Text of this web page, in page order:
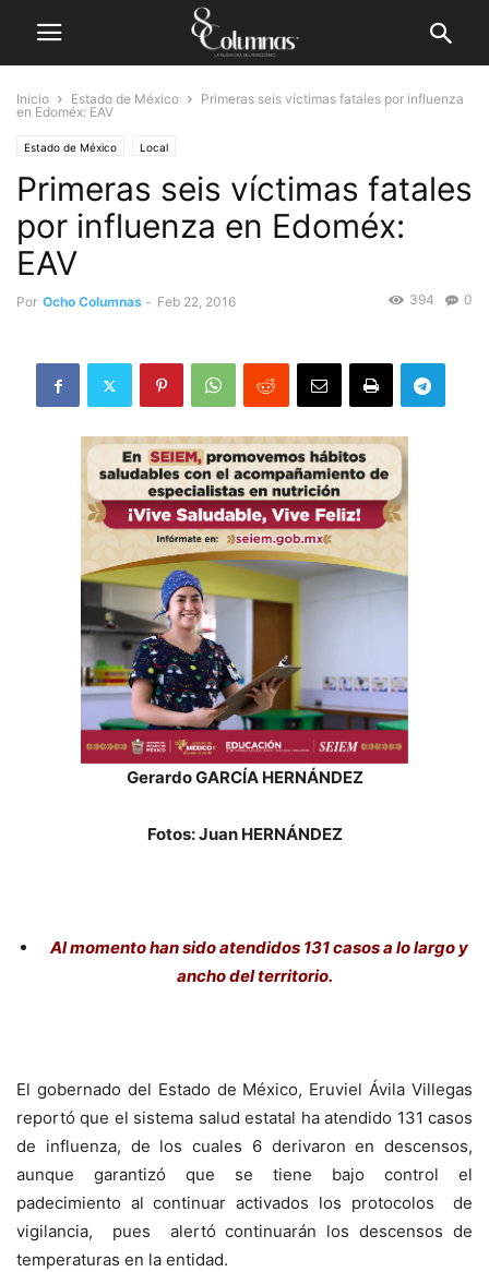
Inicio Estado de México
Primeras seis víctimas fatales por influenza
en Edoméx: EAV
Estado de México Local
Primeras seis víctimas fatales
por influenza en Edoméx:
EAV
Por Ocho Columnas - Feb 22, 2016 0
394
Gerardo GARCÍA HERNÁNDEZ
Fotos: Juan HERNÁNDEZ
Al momento han sido atendidos 131 casos a lo largo y
ancho del territorio.
El gobernado del Estado de México, Eruviel Ávila Villegas
reportó que el sistema salud estatal ha atendido 131 casos
de influenza, de los cuales 6 derivaron en descensos,
aunque garantizó que se tiene bajo control el
padecimiento al continuar activados los protocolos de
vigilancia, pues alertó continuarán los descensos de
temperaturas en la entidad.